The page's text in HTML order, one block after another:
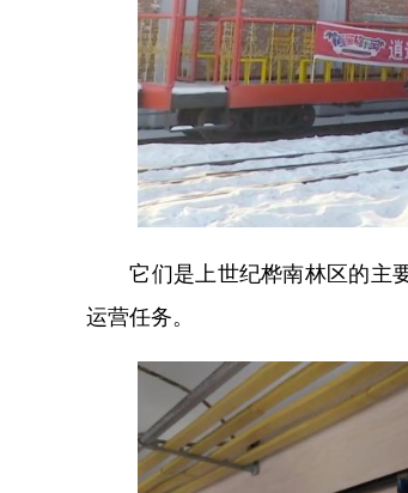
它们是上世纪桦南林区的主要
运营任务。